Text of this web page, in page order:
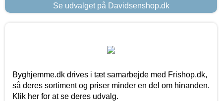
Se udvalget på Davidsenshop.dk
Byghjemme.dk drives i tæt samarbejde med Frishop.dk,
så deres sortiment og priser minder en del om hinanden.
Klik her for at se deres udvalg.